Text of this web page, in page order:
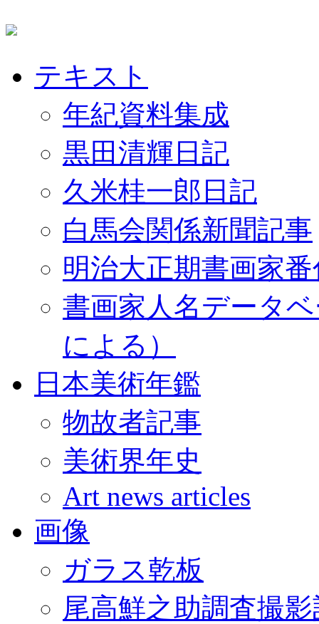
テキスト
年紀資料集成
黒田清輝日記
久米桂一郎日記
白馬会関係新聞記事
明治大正期書画家
書画家人名データ
による）
日本美術年鑑
物故者記事
美術界年史
Art news articles
画像
ガラス乾板
尾高鮮之助調査撮